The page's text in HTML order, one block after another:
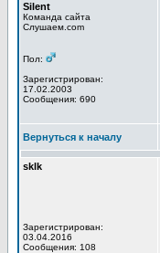
Silent
Команда сайта
Слушаем.com
Пол:
Зарегистрирован:
17.02.2003
Сообщения: 690
Вернуться к началу
sklk
Зарегистрирован:
03.04.2016
Сообщения: 108